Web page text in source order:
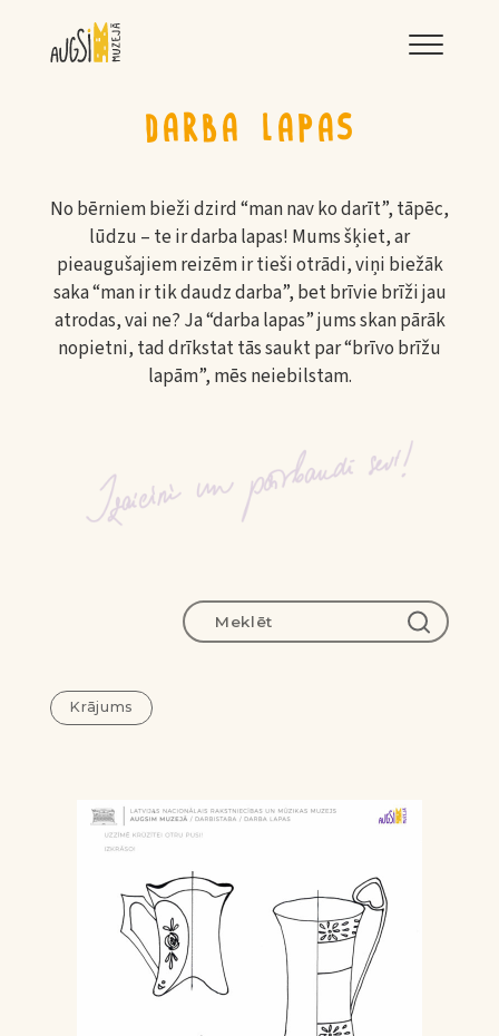
DARBA LAPAS
No bērniem bieži dzird “man nav ko darīt”, tāpēc,
lūdzu – te ir darba lapas! Mums šķiet, ar
pieaugušajiem reizēm ir tieši otrādi, viņi biežāk
saka “man ir tik daudz darba”, bet brīvie brīži jau
atrodas, vai ne? Ja “darba lapas” jums skan pārāk
nopietni, tad drīkstat tās saukt par “brīvo brīžu
lapām”, mēs neiebilstam.
Krājums